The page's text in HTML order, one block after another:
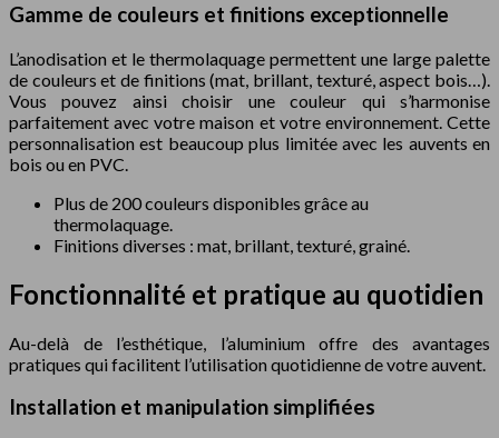
Gamme de couleurs et finitions exceptionnelle
L’anodisation et le thermolaquage permettent une large palette
de couleurs et de finitions (mat, brillant, texturé, aspect bois…).
Vous pouvez ainsi choisir une couleur qui s’harmonise
parfaitement avec votre maison et votre environnement. Cette
personnalisation est beaucoup plus limitée avec les auvents en
bois ou en PVC.
Plus de 200 couleurs disponibles grâce au
thermolaquage.
Finitions diverses : mat, brillant, texturé, grainé.
Fonctionnalité et pratique au quotidien
Au-delà de l’esthétique, l’aluminium offre des avantages
pratiques qui facilitent l’utilisation quotidienne de votre auvent.
Installation et manipulation simplifiées